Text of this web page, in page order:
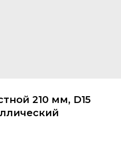
210 мм, D15